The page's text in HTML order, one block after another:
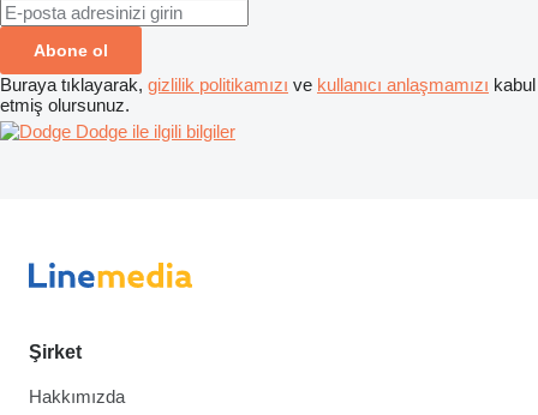
Abone ol
Buraya tıklayarak, gizlilik politikamızı ve kullanıcı anlaşmamızı kabul
etmiş olursunuz.
Dodge ile ilgili bilgiler
Şirket
Hakkımızda